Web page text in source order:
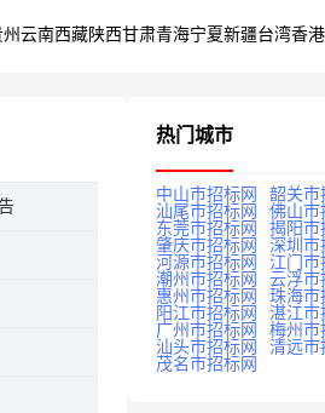
云南西藏陕西甘肃青海宁夏新疆台湾香港
热门城市
中山市招标网
韶关市
汕尾市招标网
佛山市
东莞市招标网
揭阳市
肇庆市招标网
深圳市
河源市招标网
江门市
潮州市招标网
云浮市
惠州市招标网
珠海市
阳江市招标网
湛江市
广州市招标网
梅州市
汕头市招标网
清远市
茂名市招标网